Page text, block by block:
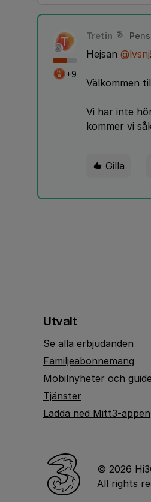
T
+9
Tretin
Hejsan @lvsnj!
Välkommen
Vi har inte
kommer vi
Gilla
Utvalt
Se alla erbjudanden
Familjeabonnemang
Mobilnyheter och
Tjänster
Ladda ned Mitt3-appen
© 2026
All rights